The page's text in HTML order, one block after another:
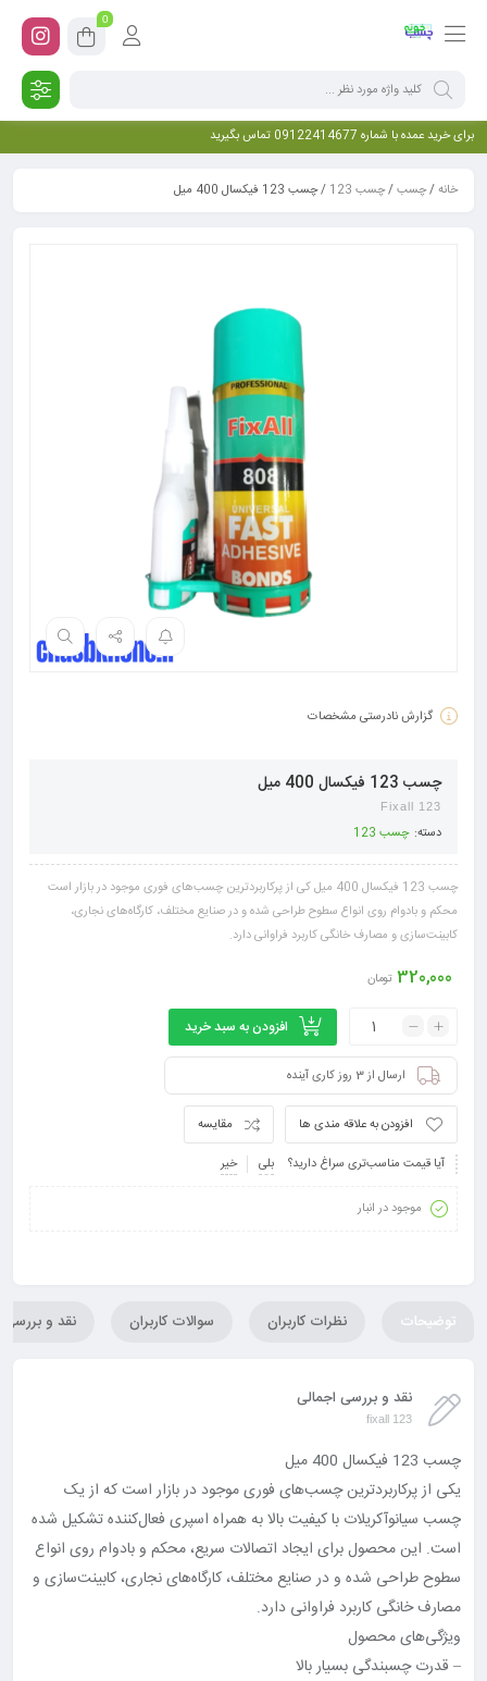
0
برای خرید عمده با شماره 09122414677 تماس بگیرید
خانه/چسب/چسب 123 / چسب 123 فیکسال 400 میل
گزارش نادرستی مشخصات
چسب 123 فیکسال 400 میل
123 Fixall
دسته: چسب 123
چسب 123 فیکسال 400 میل کی از پرکاربردترین چسب‌های فوری موجود در بازار است
محکم و بادوام روی انواع سطوح طراحی شده و در صنایع مختلف، کارگاه‌های نجاری،
کابینت‌سازی و مصارف خانگی کاربرد فراوانی دارد.
320,000 تومان
افزودن به سبد خرید
ارسال از 3 روز کاری آینده
مقایسه
افزودن به علاقه مندی ها
آیا قیمت مناسب‌تری سراغ دارید؟
بلی خیر
موجود در انبار
توضیحات نظرات کاربران سوالات کاربران نقد و بررسی
نقد و بررسی اجمالی
123 fixall
چسب 123 فیکسال 400 میل
یکی از پرکاربردترین چسب‌های فوری موجود در بازار است که از یک
چسب سیانوآکریلات با کیفیت بالا به همراه اسپری فعال‌کننده تشکیل شده
است. این محصول برای ایجاد اتصالات سریع، محکم و بادوام روی انواع
سطوح طراحی شده و در صنایع مختلف، کارگاه‌های نجاری، کابینت‌سازی و
مصارف خانگی کاربرد فراوانی دارد.
ویژگی‌های محصول
– قدرت چسبندگی بسیار بالا